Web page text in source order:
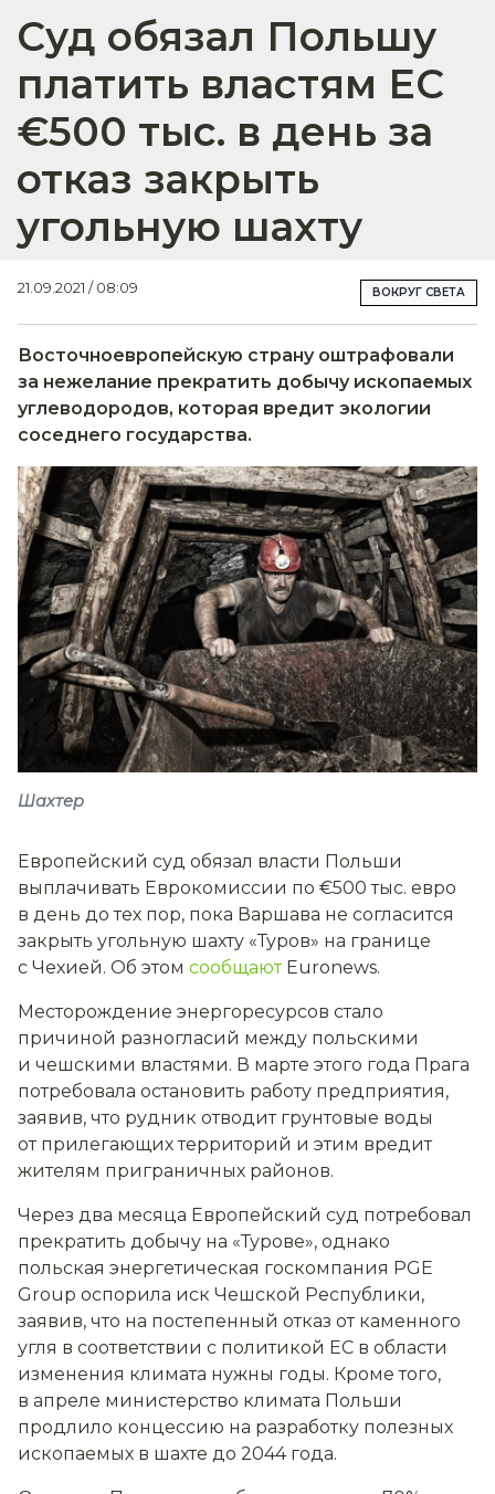
Суд обязал Польшу
платить властям ЕС
€500 тыс. в день за
отказ закрыть
угольную шахту
21.09.2021 / 08:09 ВОКРУГ СВЕТА
Восточноевропейскую страну оштрафовали
за нежелание прекратить добычу ископаемых
углеводородов, которая вредит экологии
соседнего государства.
Шахтер
Европейский суд обязал власти Польши
выплачивать Еврокомиссии по €500 тыс. евро
в день до тех пор, пока Варшава не согласится
закрыть угольную шахту «Туров» на границе
с Чехией. Об этом сообщаютEuronews.
Месторождение энергоресурсов стало
причиной разногласий между польскими
и чешскими властями. В марте этого года Прага
потребовала остановить работу предприятия,
заявив, что рудник отводит грунтовые воды
от прилегающих территорий и этим вредит
жителям приграничных районов.
Через два месяца Европейский суд потребовал
прекратить добычу на «Турове», однако
польская энергетическая госкомпания PGE
Group оспорила иск Чешской Республики,
заявив, что на постепенный отказ от каменного
угля в соответствии с политикой ЕС в области
изменения климата нужны годы. Кроме того,
в апреле министерство климата Польши
продлило концессию на разработку полезных
ископаемых в шахте до 2044 года.